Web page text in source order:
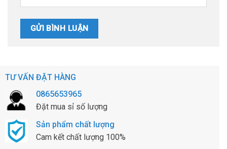
TƯ VẤN ĐẶT HÀNG
0865653965
Đặt mua sỉ số lượng
Sản phẩm chất lượng
Cam kết chất lượng 100%